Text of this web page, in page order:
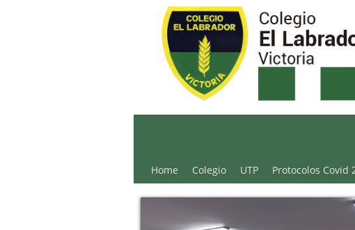
Colegio El Labrador -
Home Colegio UTP Protocolos Covid